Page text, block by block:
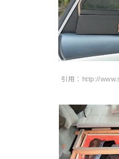
引用：http://